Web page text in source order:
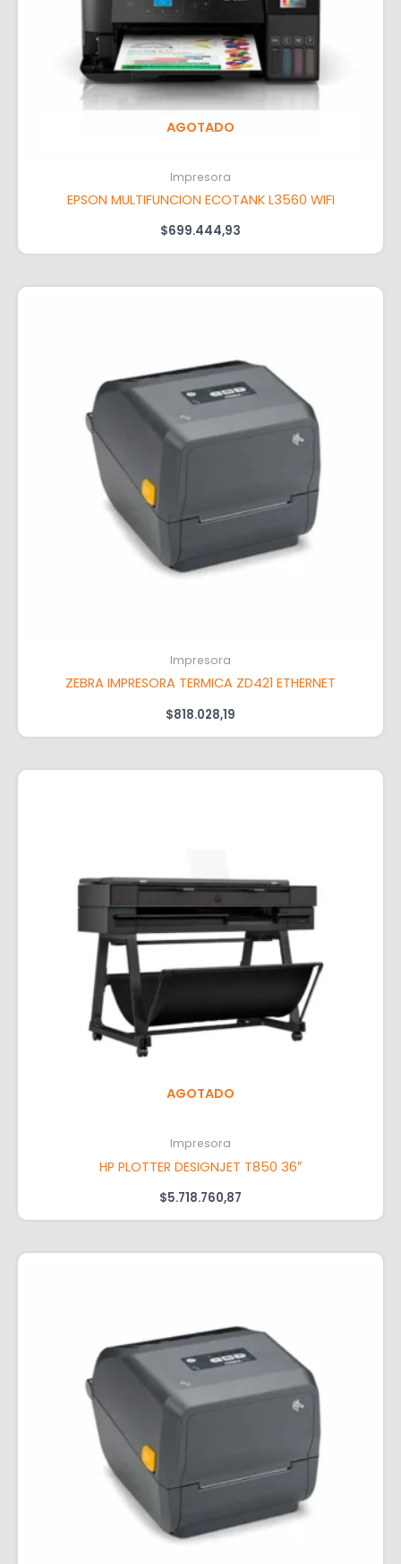
AGOTADO
Impresora
EPSON MULTIFUNCION ECOTANK L3560 WIFI
$699.444,93
Impresora
ZEBRA IMPRESORA TERMICA ZD421 ETHERNET
$818.028,19
AGOTADO
Impresora
HP PLOTTER DESIGNJET T850 36″
$5.718.760,87